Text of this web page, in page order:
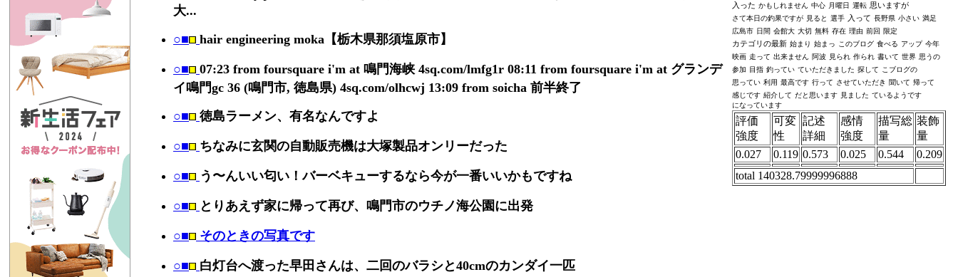
大...
○■ hair engineering moka【栃木県那須塩原市】
○■ 07:23 from foursquare i'm at 鳴門海峡 4sq.com/lmfg1r 08:11 from foursquare i'm at グランデ
イ鳴門gc 36 (鳴門市, 徳島県) 4sq.com/olhcwj 13:09 from soicha 前半終了
○■ 徳島ラーメン、有名なんですよ
○■ ちなみに玄関の自動販売機は大塚製品オンリーだった
○■ う〜んいい匂い！バーベキューするなら今が一番いいかもですね
○■ とりあえず家に帰って再び、鳴門市のウチノ海公園に出発
○■ そのときの写真です
○■ 白灯台へ渡った早田さんは、二回のバラシと40cmのカンダイ一匹
入った かもしれません 中心 月曜日 運転 思いますが
さて本日の釣果ですが 見ると 選手 入って 長野県 小さい 満足
広島市 日間 会館大 大切 無料 存在 理由 前回 限定
カテゴリの最新 始まり 始まっ このブログ 食べる アップ 今年
映画 走って 出来ません 阿波 見られ 作られ 書いて 世界 思うの
参加 目指 釣ってい ていただきました 探して
こブログの
思ってい 利用 最高です 行って させていただき 聞いて 帰って
感じです 紹介して だと思います 見ました ているようです
になっています
評価
強度
可変
性
記述
詳細
感情
強度
描写総
量
装飾
量
0.027
0.119 0.573 0.025 0.544
0.209
total 140328.79999996888